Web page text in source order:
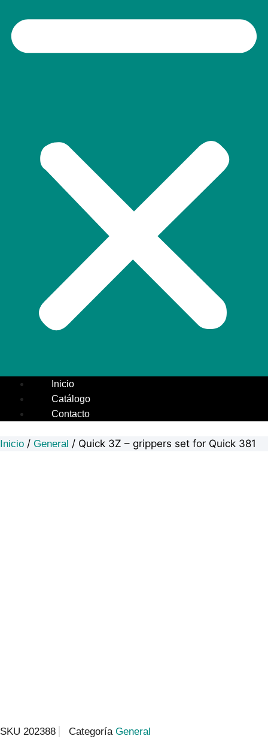
Inicio
Catálogo
Contacto
Inicio / General / Quick 3Z – grippers set for Quick 381
SKU 202388 Categoría General